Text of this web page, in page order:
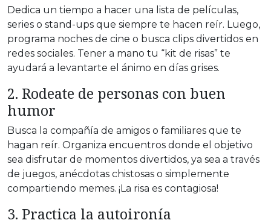
Dedica un tiempo a hacer una lista de películas,
series o stand-ups que siempre te hacen reír. Luego,
programa noches de cine o busca clips divertidos en
redes sociales. Tener a mano tu “kit de risas” te
ayudará a levantarte el ánimo en días grises.
2. Rodeate de personas con buen
humor
Busca la compañía de amigos o familiares que te
hagan reír. Organiza encuentros donde el objetivo
sea disfrutar de momentos divertidos, ya sea a través
de juegos, anécdotas chistosas o simplemente
compartiendo memes. ¡La risa es contagiosa!
3. Practica la autoironía